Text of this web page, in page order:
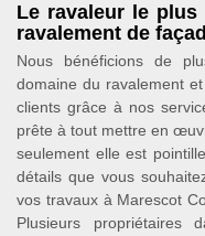
Le ravaleur le plus
ravalement de
Nous bénéficions de
domaine du ravalement
clients grâce à nos
prête à tout mettre en
seulement elle est
détails que vous
vos travaux à Marescot
Plusieurs